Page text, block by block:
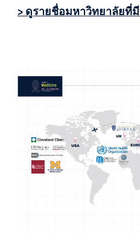
> ดูรายชื่อมหาวิทยาลัยที่